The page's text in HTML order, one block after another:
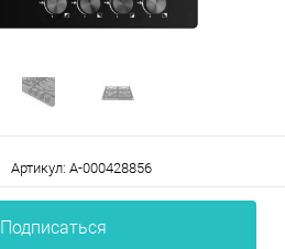
Артикул: А-000428856
Подписаться